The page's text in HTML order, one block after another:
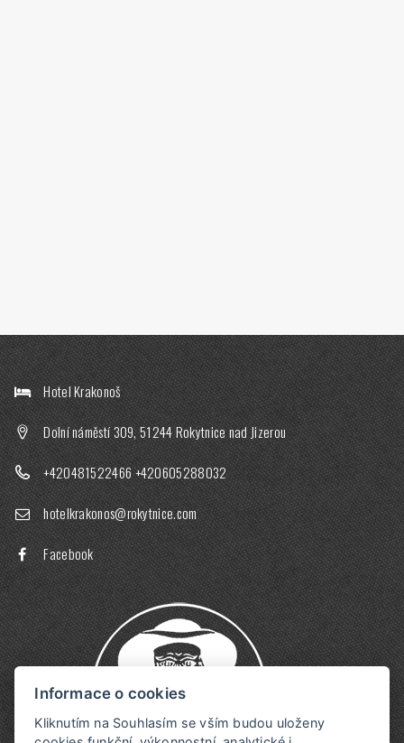
Hotel Krakonoš
Dolní náměstí 309, 51244 Rokytnice nad Jizerou
+420481522466 +420605288032
hotelkrakonos@rokytnice.com
Facebook
Informace o cookies
Kliknutím na Souhlasím se vším budou uloženy